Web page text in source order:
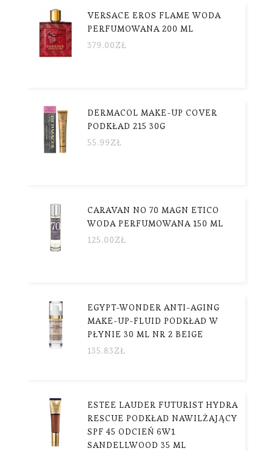
VERSACE EROS FLAME WODA
PERFUMOWANA 200 ML
379.00ZŁ
DERMACOL MAKE-UP COVER
PODKŁAD 215 30G
55.99ZŁ
CARAVAN NO 70 MAGN ETICO
WODA PERFUMOWANA 150 ML
125.00ZŁ
EGYPT-WONDER ANTI-AGING
MAKE-UP-FLUID PODKŁAD W
PŁYNIE 30 ML NR 2 BEIGE
135.83ZŁ
ESTEE LAUDER FUTURIST HYDRA
RESCUE PODKŁAD NAWILŻAJĄCY
SPF 45 ODCIEŃ 6W1
SANDELLWOOD 35 ML